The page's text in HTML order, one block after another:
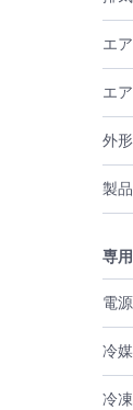
エ
エ
外
製
専
電源
冷媒
冷